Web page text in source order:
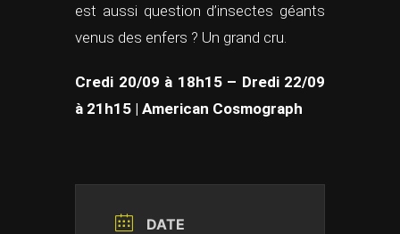
est aussi question d’insectes géants
venus des enfers ? Un grand cru.
Credi 20/09 à 18h15 – Dredi 22/09
à 21h15 | American Cosmograph
DATE